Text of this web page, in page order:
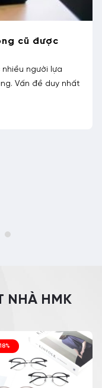
cũ được
người lựa
Vấn đề duy nhất
NHÀ HMK